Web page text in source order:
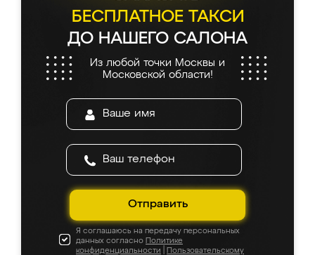
БЕСПЛАТНОЕ ТАКСИ
ДО НАШЕГО САЛОНА
Из любой точки Москвы и
Московской области!
Отправить
Я соглашаюсь на передачу персональных
данных согласно Политике
конфиденциальности
Пользовательскому